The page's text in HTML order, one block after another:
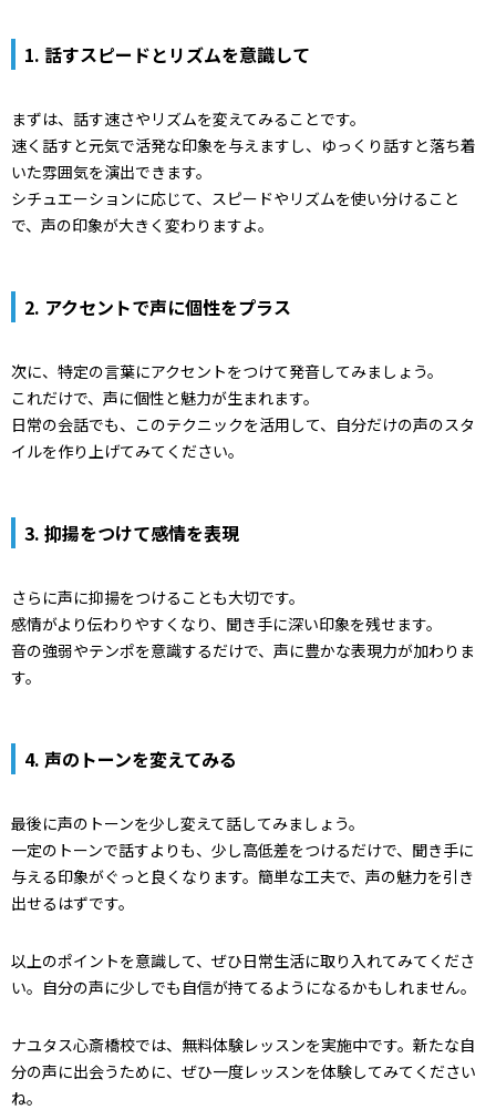
1. 話すスピードとリズムを意識して
まずは、話す速さやリズムを変えてみることです。
速く話すと元気で活発な印象を与えますし、ゆっくり話すと落ち着
いた雰囲気を演出できます。
シチュエーションに応じて、スピードやリズムを使い分けること
で、声の印象が大きく変わりますよ。
2. アクセントで声に個性をプラス
次に、特定の言葉にアクセントをつけて発音してみましょう。
これだけで、声に個性と魅力が生まれます。
日常の会話でも、このテクニックを活用して、自分だけの声のスタ
イルを作り上げてみてください。
3. 抑揚をつけて感情を表現
さらに声に抑揚をつけることも大切です。
感情がより伝わりやすくなり、聞き手に深い印象を残せます。
音の強弱やテンポを意識するだけで、声に豊かな表現力が加わりま
す。
4. 声のトーンを変えてみる
最後に声のトーンを少し変えて話してみましょう。
一定のトーンで話すよりも、少し高低差をつけるだけで、聞き手に
与える印象がぐっと良くなります。簡単な工夫で、声の魅力を引き
出せるはずです。
以上のポイントを意識して、ぜひ日常生活に取り入れてみてくださ
い。自分の声に少しでも自信が持てるようになるかもしれません。
ナユタス心斎橋校では、無料体験レッスンを実施中です。新たな自
分の声に出会うために、ぜひ一度レッスンを体験してみてください
ね。